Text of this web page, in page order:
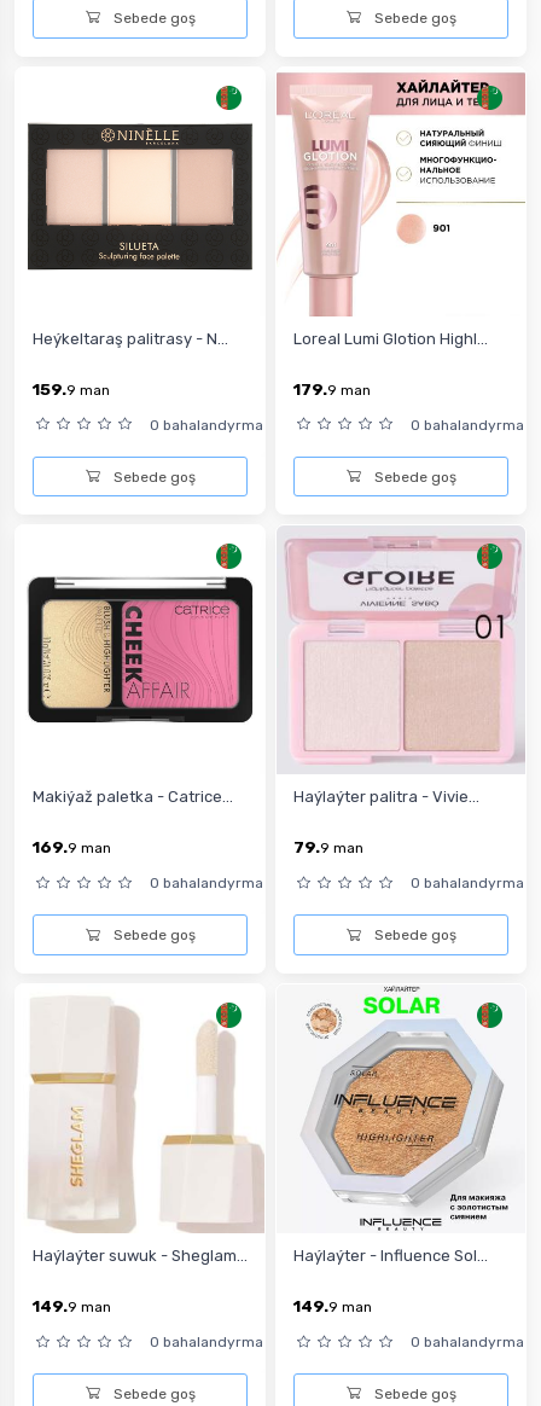
Sebede goş Sebede goş
Heýkeltaraş palitrasy - N...
159.9 man
0 bahalandyrma
Sebede goş
Loreal Lumi Glotion Highl...
179.9 man
0 bahalandyrma
Sebede goş
Makiýaž paletka - Catrice...
169.9 man
0 bahalandyrma
Sebede goş
Haýlaýter palitra - Vivie...
79.9 man
0 bahalandyrma
Sebede goş
Haýlaýter suwuk - Sheglam...
149.9 man
0 bahalandyrma
Sebede goş
Haýlaýter - Influence Sol...
149.9 man
0 bahalandyrma
Sebede goş